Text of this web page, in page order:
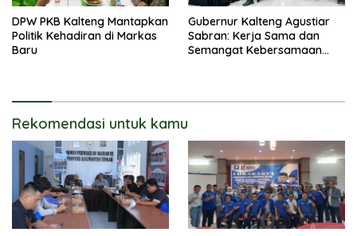
DPW PKB Kalteng Mantapkan
Politik Kehadiran di Markas
Baru
Gubernur Kalteng Agustiar
Sabran: Kerja Sama dan
Semangat Kebersamaan
Rekomendasi untuk kamu